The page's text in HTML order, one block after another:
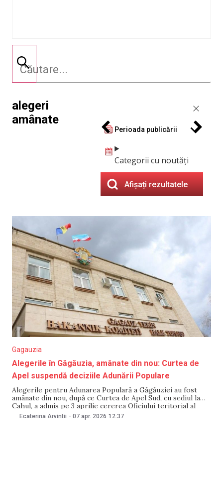
alegeri
amânate
Perioada publicării
Categorii cu noutăți
Afișați rezultatele
Gagauzia
Alegerile în Găgăuzia, amânate din nou: Curtea de
Apel suspendă deciziile Adunării Populare
Alegerile pentru Adunarea Populară a Găgăuziei au fost
amânate din nou, după ce Curtea de Apel Sud, cu sediul la
Cahul, a admis pe 3 aprilie cererea Oficiului teritorial al
Cancelariei de Stat din Comrat și a suspendat deciziile
adoptate de legislativul autonomiei pe 17 martie. Informația
Ecaterina Arvintii - 07 apr. 2026 12:37